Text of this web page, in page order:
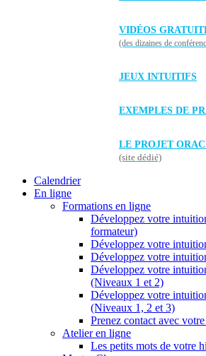
VIDÉOS
(des dizaines de
JEUX INTUITIFS
EXEMPLES DE
LE PROJET
(site dédié)
Calendrier
En ligne
Formations en ligne
Développez votre
formateur)
Développez votre
Développez votre
Développez votre
(Niveaux 1 et 2)
Développez votre
(Niveaux 1, 2 et 3)
Prenez contact avec
Atelier en ligne
Les petits mots de votre